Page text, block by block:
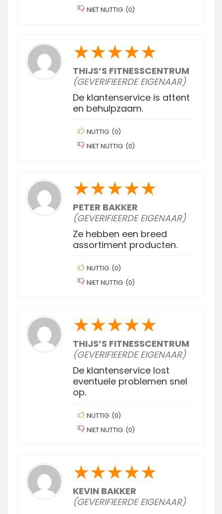
NIET NUTTIG (0)
★★★★★
THIJS’S FITNESSCENTRUM
(GEVERIFIEERDE EIGENAAR)
De klantenservice is attent
en behulpzaam.
NUTTIG (0)
NIET NUTTIG (0)
★★★★★
PETER BAKKER
(GEVERIFIEERDE EIGENAAR)
Ze hebben een breed
assortiment producten.
NUTTIG (0)
NIET NUTTIG (0)
★★★★★
THIJS’S FITNESSCENTRUM
(GEVERIFIEERDE EIGENAAR)
De klantenservice lost
eventuele problemen snel
op.
NUTTIG (0)
NIET NUTTIG (0)
★★★★★
KEVIN BAKKER
(GEVERIFIEERDE EIGENAAR)